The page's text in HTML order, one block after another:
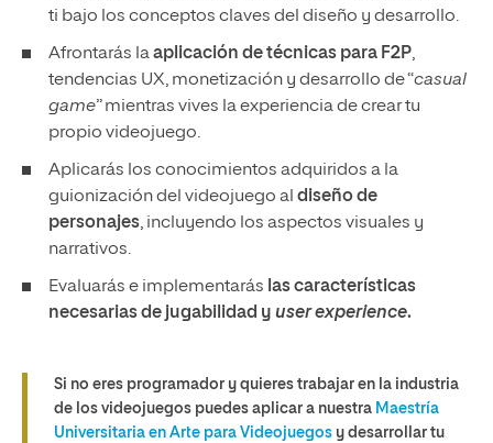
ti bajo los conceptos claves del diseño y desarrollo.
Afrontarás laaplicación de técnicas para F2P,
tendencias UX, monetización y desarrollo de “casual
game” mientras vives la experiencia de crear tu
propio videojuego.
Aplicarás los conocimientos adquiridos a la
guionización del videojuego al diseño de
personajes, incluyendo los aspectos visuales y
narrativos.
Evaluarás e implementarás las características
necesarias de jugabilidad y user experience.
Si no eres programador y quieres trabajar en la industria
de los videojuegos puedes aplicar a nuestra Maestría
Universitaria en Arte para Videojuegos y desarrollar tu